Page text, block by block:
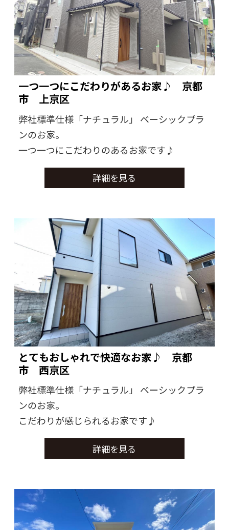
一つ一つにこだわりがあるお家♪ 京都
市 上京区
弊社標準仕様「ナチュラル」 ベーシックプラ
ンのお家。
一つ一つにこだわりのあるお家です♪
詳細を見る
とてもおしゃれで快適なお家♪ 京都
市 西京区
弊社標準仕様「ナチュラル」 ベーシックプラ
ンのお家。
こだわりが感じられるお家です♪
詳細を見る